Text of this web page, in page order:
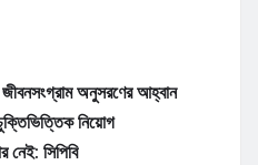
জীবনসংগ্রাম অনুসরণের আহ্বান
নিয়োগ
নেই: সিপিবি